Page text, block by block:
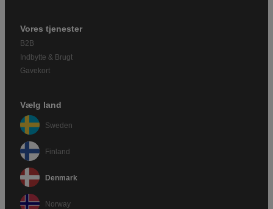
Vores tjenester
B2B
Indbytte & Brugt
Gavekort
Vælg land
Sweden
Finland
Denmark
Norway